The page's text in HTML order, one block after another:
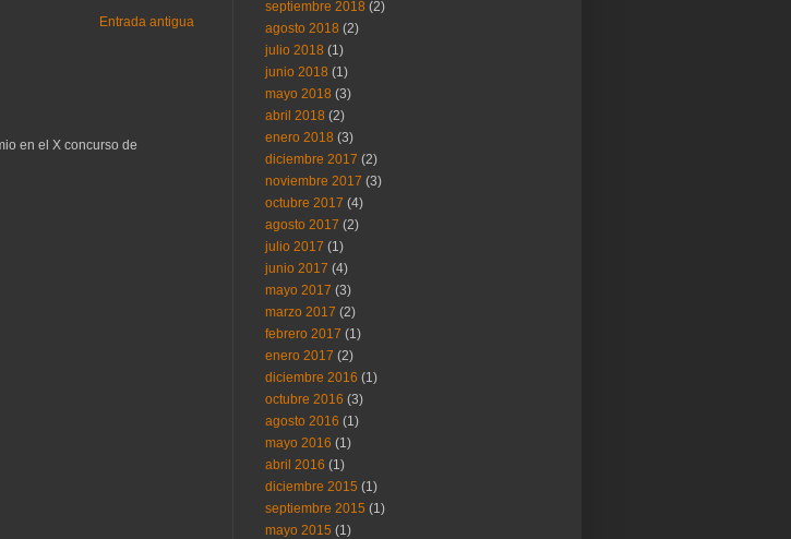
Entrada antigua
en el X concurso de
septiembre 2018 (2)
agosto 2018 (2)
julio 2018 (1)
junio 2018 (1)
mayo 2018 (3)
abril 2018 (2)
enero 2018 (3)
diciembre 2017 (2)
noviembre 2017 (3)
octubre 2017 (4)
agosto 2017 (2)
julio 2017 (1)
junio 2017 (4)
mayo 2017 (3)
marzo 2017 (2)
febrero 2017 (1)
enero 2017 (2)
diciembre 2016 (1)
octubre 2016 (3)
agosto 2016 (1)
mayo 2016 (1)
abril 2016 (1)
diciembre 2015 (1)
septiembre 2015 (1)
mayo 2015 (1)